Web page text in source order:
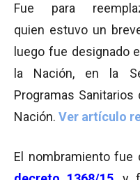
Fue para
quien estuvo un
luego fue designado
la Nación, en la
Programas
Nación. Ver artículo
El nombramiento fue